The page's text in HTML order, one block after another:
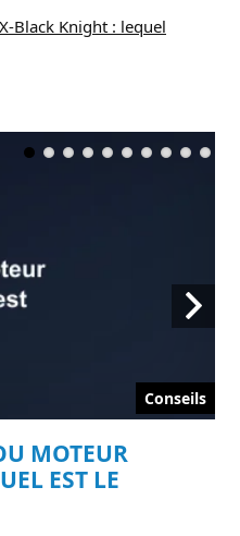
Black Knight : lequel
Conseils
MOTEUR
EST LE